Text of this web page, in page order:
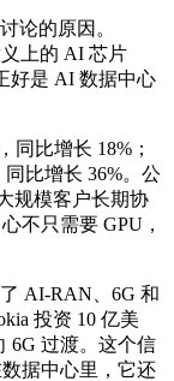
论的原因。
上的 AI 芯片
好是 AI 数据中心
同比增长 18%；
比增长 36%。公
规模客户长期协
不只需要 GPU，
AI-RAN、6G 和
投资 10 亿美
6G 过渡。这个信
据中心里，它还